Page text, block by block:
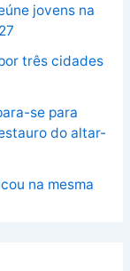
jovens na
três cidades
se para
do altar-
na mesma